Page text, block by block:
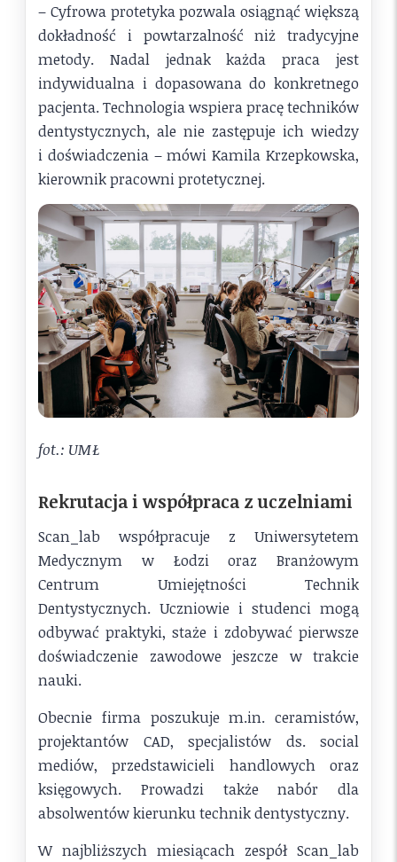
– Cyfrowa protetyka pozwala osiągnąć większą
dokładność i powtarzalność niż tradycyjne
metody. Nadal jednak każda praca jest
indywidualna i dopasowana do konkretnego
pacjenta. Technologia wspiera pracę techników
dentystycznych, ale nie zastępuje ich wiedzy
i doświadczenia – mówi Kamila Krzepkowska,
kierownik pracowni protetycznej.
fot.: UMŁ
Rekrutacja i współpraca z uczelniami
Scan_lab współpracuje z Uniwersytetem
Medycznym w Łodzi oraz Branżowym
Centrum Umiejętności Technik
Dentystycznych. Uczniowie i studenci mogą
odbywać praktyki, staże i zdobywać pierwsze
doświadczenie zawodowe jeszcze w trakcie
nauki.
Obecnie firma poszukuje m.in. ceramistów,
projektantów CAD, specjalistów ds. social
mediów, przedstawicieli handlowych oraz
księgowych. Prowadzi także nabór dla
absolwentów kierunku technik dentystyczny.
W najbliższych miesiącach zespół Scan_lab